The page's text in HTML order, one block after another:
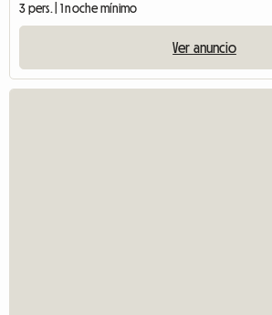
3 pers. | 1 noche mínimo
Ver anuncio